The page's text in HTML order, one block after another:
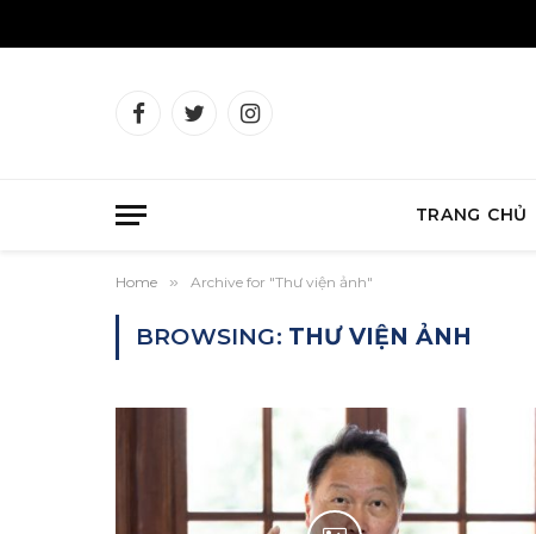
FacebookTwitterInstagram
TRANG CHỦ
Home » Archive for "Thư viện ảnh"
BROWSING: THƯ VIỆN ẢNH